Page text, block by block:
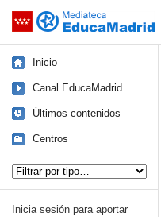
Saltar navegación
Inicio
Canal EducaMadrid
Últimos contenidos
Centros
Inicia sesión para aportar